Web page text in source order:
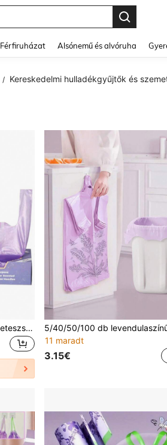
Férfiruházat Alsónemű és alvóruha
/ Kereskedelmi hulladékgyűjtők és
200/100 db pelenkés szemeteszsák, háziállat ürülékzsák, szivárgásmentes és szagcsökkentő, könnyen rögzíthető kialakítással, vastag és tartós, kiszedhető dobozos, makaronlila, mellénycsillapó fogantyúval, illatos, utazó anyáknak, otthoni tároláshoz, többfunkciós takarításhoz, pelenkés szemeteszsák, háziállat tisztítás, otthoni rendszerezés, utazáshoz
11 maradt
3.15€